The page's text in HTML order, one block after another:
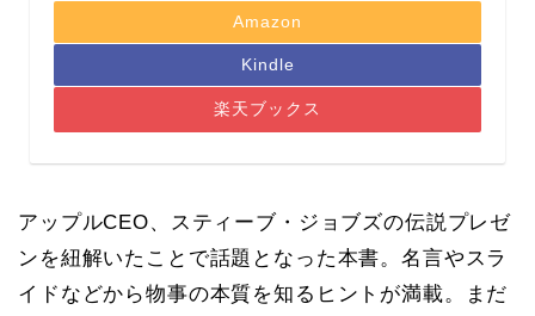
Amazon
Kindle
楽天ブックス
アップルCEO、スティーブ・ジョブズの伝説プレゼ
ンを紐解いたことで話題となった本書。名言やスラ
イドなどから物事の本質を知るヒントが満載。まだ